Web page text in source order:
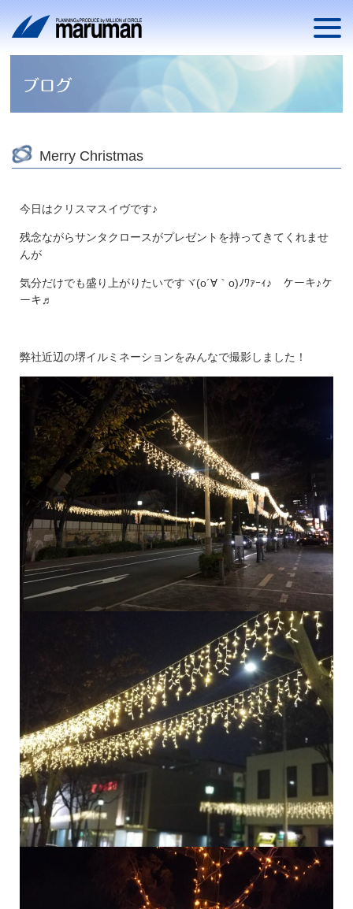
Merry Christmas
今日はクリスマスイヴです♪
残念ながらサンタクロースがプレゼントを持ってきてくれませ
んが
気分だけでも盛り上がりたいですヾ(o´∀｀o)ﾉﾜｧｰｨ♪ ケーキ♪ケ
ーキ♬
弊社近辺の堺イルミネーションをみんなで撮影しました！